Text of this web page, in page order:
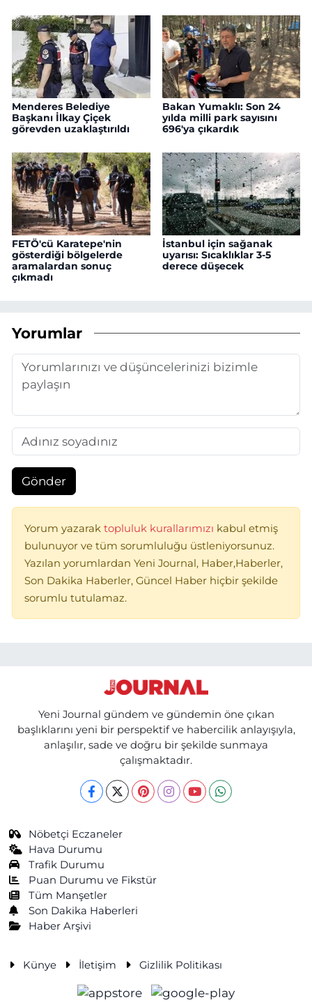
Menderes Belediye
Başkanı İlkay Çiçek
görevden uzaklaştırıldı
Bakan Yumaklı: Son 24
yılda milli park sayısını
696'ya çıkardık
FETÖ'cü Karatepe'nin
gösterdiği bölgelerde
aramalardan sonuç
çıkmadı
İstanbul için sağanak
uyarısı: Sıcaklıklar 3-5
derece düşecek
Yorumlar
Gönder
Yorum yazarak topluluk kurallarımızı kabul etmiş
bulunuyor ve tüm sorumluluğu üstleniyorsunuz.
Yazılan yorumlardan Yeni Journal, Haber,Haberler,
Son Dakika Haberler, Güncel Haber hiçbir şekilde
sorumlu tutulamaz.
Yeni Journal gündem ve gündemin öne çıkan
başlıklarını yeni bir perspektif ve habercilik anlayışıyla,
anlaşılır, sade ve doğru bir şekilde sunmaya
çalışmaktadır.
Nöbetçi Eczaneler
Hava Durumu
Trafik Durumu
Puan Durumu ve Fikstür
Tüm Manşetler
Son Dakika Haberleri
Haber Arşivi
Künye İletişim Gizlilik Politikası